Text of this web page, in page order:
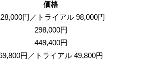
価格
円／トライアル 98,000円
298,000円
449,400円
円／トライアル 49,800円